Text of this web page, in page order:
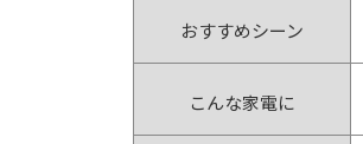
おすすめシーン
こんな家電に